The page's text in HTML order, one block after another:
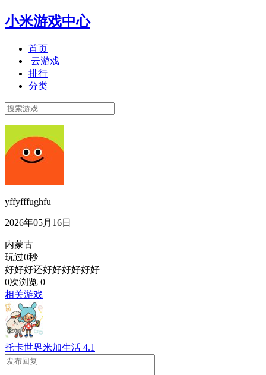
小米游戏中心
首页
云游戏
排行
分类
yffyfffughfu
2026年05月16日
内蒙古
玩过0秒
好好好还好好好好好好
0次浏览 0
相关游戏
托卡世界米加生活 4.1